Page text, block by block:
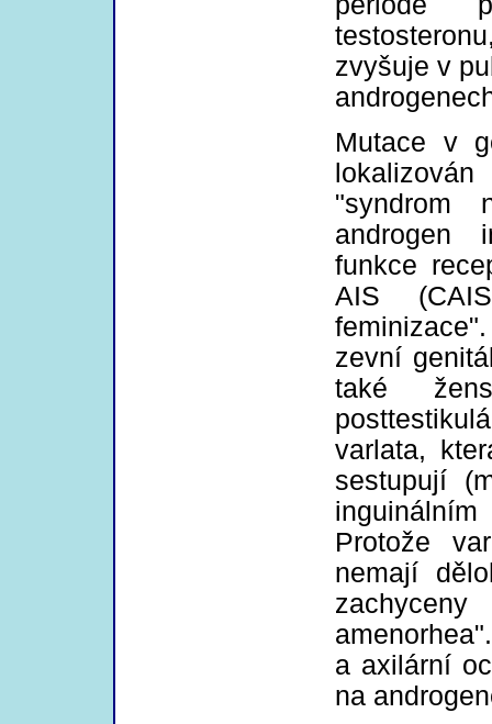
zvyšuje v
Mutace v
"syndrom
androgen
funkce
AIS
zevní
také
varlata,
sestupují
Protože
nemají
a axilární
na